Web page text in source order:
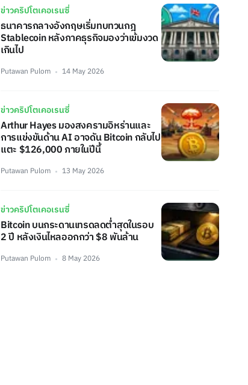
ข่าวคริปโตเคอเรนซี่
ธนาคารกลางอังกฤษเริ่มทบทวนกฎ
Stablecoin หลังภาคธุรกิจมองว่าเข้มงวด
เกินไป
Putawan Pulom 14 May 2026
ข่าวคริปโตเคอเรนซี่
Arthur Hayes มองสงครามอิหร่านและ
การแข่งขันด้าน AI อาจดัน Bitcoin กลับไป
แตะ $126,000 ภายในปีนี้
Putawan Pulom 13 May 2026
ข่าวคริปโตเคอเรนซี่
Bitcoin บนกระดานเทรดลดต่ำสุดในรอบ
2 ปี หลังเงินไหลออกกว่า $8 พันล้าน
Putawan Pulom 8 May 2026